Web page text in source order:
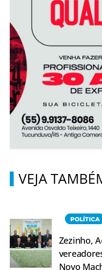
VEJA
POLÍTICA
Zezinho,
Novo